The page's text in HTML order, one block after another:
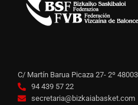
C/ Martín Barua Picaza 27- 2º
94 439 57 22
secretaria@bizkaiabasket.com